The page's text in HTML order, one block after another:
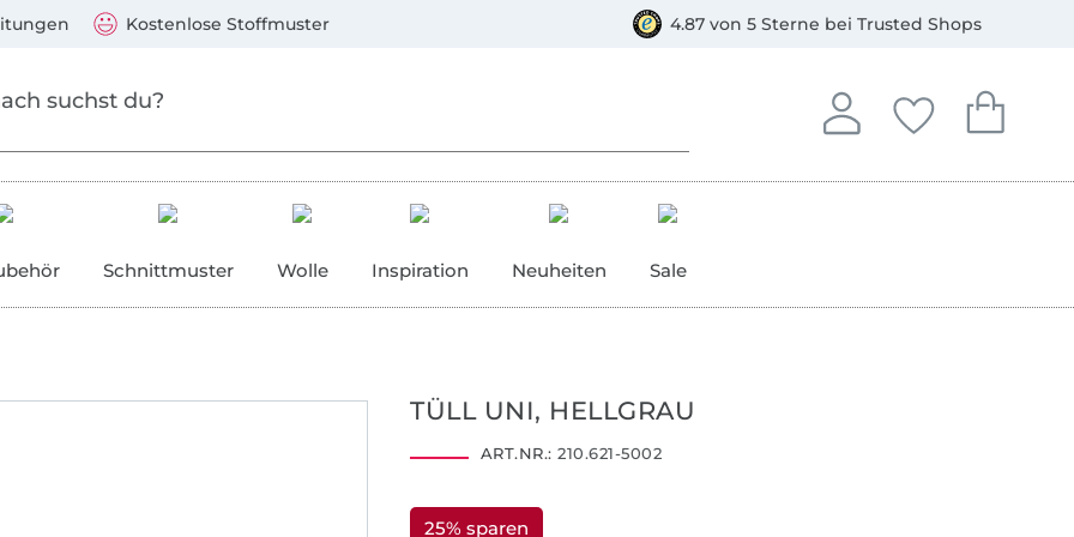
Kostenlose Stoffmuster 4.87 von 5 Sterne bei Trusted Shops
Anmelden
In deinem Konto
Deine
Du hast keine
Dein
Du hast
Schnittmuster Wolle Inspiration Neuheiten Sale
TÜLL UNI, HELLGRAU
ART.NR.: 210.621-5002
25% sparen
Mastercard, PayPal, Giropay, Kauf auf Rechnung, Vorkasse